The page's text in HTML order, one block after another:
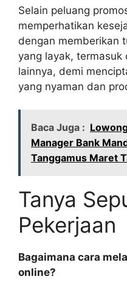
Selain peluang
memperhatikan
dengan memberikan
yang layak,
lainnya, demi
yang nyaman dan
Baca Juga :
Manager Bank
Tanggamus Maret
Tanya
Pekerjaan
Bagaimana cara
online?